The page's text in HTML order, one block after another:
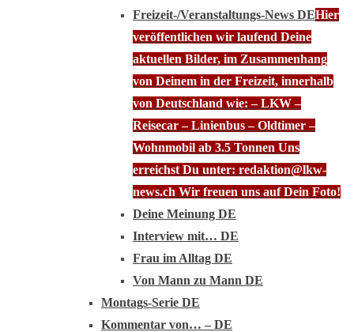
Freizeit-/Veranstaltungs-News DEHier
veröffentlichen wir laufend Deine
aktuellen Bilder, im Zusammenhang
von Deinem in der Freizeit, innerhalb
von Deutschland wie: – LKW –
Reisecar – Linienbus – Oldtimer –
Wohnmobil ab 3.5 Tonnen Uns
erreichst Du unter: redaktion@lkw-
news.ch Wir freuen uns auf Dein Foto!
Deine Meinung DE
Interview mit… DE
Frau im Alltag DE
Von Mann zu Mann DE
Montags-Serie DE
Kommentar von… – DE